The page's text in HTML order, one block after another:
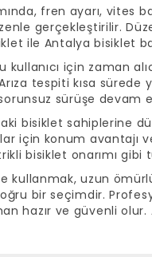
fren ayarı, vites
gerçekleştirilir.
ile Antalya bisiklet
için zaman
tespiti kısa
sürüşe devam
bisiklet sahiplerine
için konum avantajı
bisiklet onarımı
kullanmak, uzun
bir seçimdir.
hazır ve güvenli